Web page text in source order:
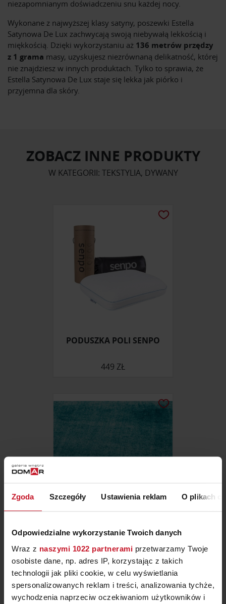
Zgoda Szczegóły Ustawienia reklam O plikach
Odpowiedzialne wykorzystanie Twoich danych
Wraz z naszymi 1022 partnerami przetwarzamy Twoje
osobiste dane, np. adres IP, korzystając z takich
technologii jak pliki cookie, w celu wyświetlania
spersonalizowanych reklam i treści, analizowania tychże,
wychodzenia naprzeciw oczekiwaniom użytkowników i
niezapomnianym doświadczeniu snu każdej nocy.
Wykonane z najwyższej klasy satyny, poszewki Estella
Satynowa De Lux zachwycają swoją niebywałą lekkością i
miękkością. Dzięki wykorzystaniu aż 136 metrów przędzy
z 1 grama masy, uzyskujesz niezrównaną delikatność, której
nie znajdziesz w innych produktach. Tylko to sprawia, że
Estella Satynowa De Lux staje się lekka jak piórko i
przyjemna dla skóry.
ZOBACZ INNE PRODUKTY
W KATEGORII: TEKSTYLIA, DYWANY
PODUSZKA POLI SENPO
449 ZŁ
DYWAN BLADE TEAL
ZAPYTAJ O CENĘ W SALONIE